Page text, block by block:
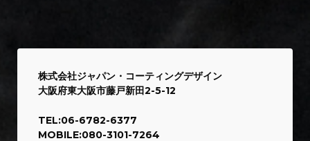
株式会社ジャパン・コーティングデザイン
大阪府東大阪市藤戸新田2-5-12
TEL:06-6782-6377
MOBILE:080-3101-7264